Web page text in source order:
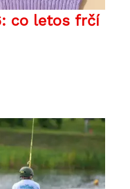
co letos frčí